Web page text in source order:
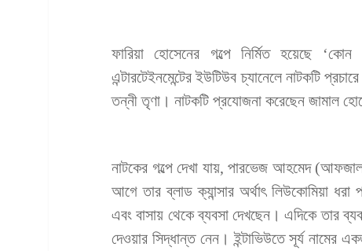
​​​​​​​ফারিয়া হোসেনের গল্পে নির্মিত হয়েছে
এন্টারটেইনমেন্টের ইউটিউব চ্যানেলে নাটকটি
তন্নী তৃণা। নাটকটি প্রযোজনা করেছেন জামাল
নাটকের গল্পে দেখা যায়, পারভেজ আহমেদ
আগে তার ব্লাড ক্যান্সার অর্থাৎ লিউকোমিয়া
এবং বাসায় থেকে ব্যবসা দেখছেন। এদিকে তার
দেওয়ার সিদ্ধান্ত নেন। ইন্টাভিউতে সূর্য